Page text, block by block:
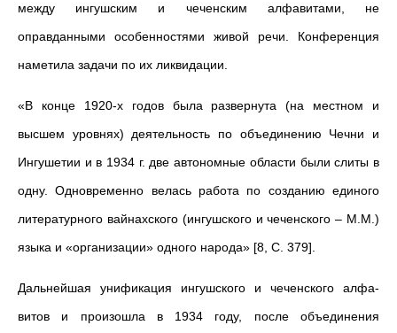
между ингушским и чеченским алфавитами, не
оправданными особенностями живой речи. Конференция
наметила задачи по их ликвидации.
«В конце 1920-х годов была развернута (на местном и
высшем уровнях) деятельность по объединению Чечни и
Ингушетии и в 1934 г. две автономные области были слиты в
одну. Одновре­менно велась работа по созданию единого
литературного вайнах­ского (ингушского и чеченского – М.М.)
языка и «организации» одного народа» [8, С. 379].
Дальнейшая унификация ингушского и чеченского алфа­
витов и произошла в 1934 году, после объединения